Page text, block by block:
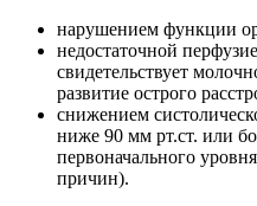
нарушением функции
недостаточной
свидетельствует
развитие острого
снижением
ниже 90 мм рт.ст. или
первоначального
причин).